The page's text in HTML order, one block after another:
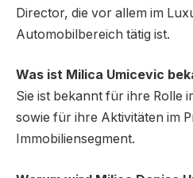
Director, die vor allem im
Automobilbereich tätig ist.
Was ist Milica Umicevic
Sie ist bekannt für ihre Rolle
sowie für ihre Aktivitäten im
Immobiliensegment.